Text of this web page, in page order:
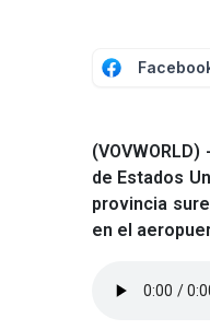
de Estados
provincia
en el